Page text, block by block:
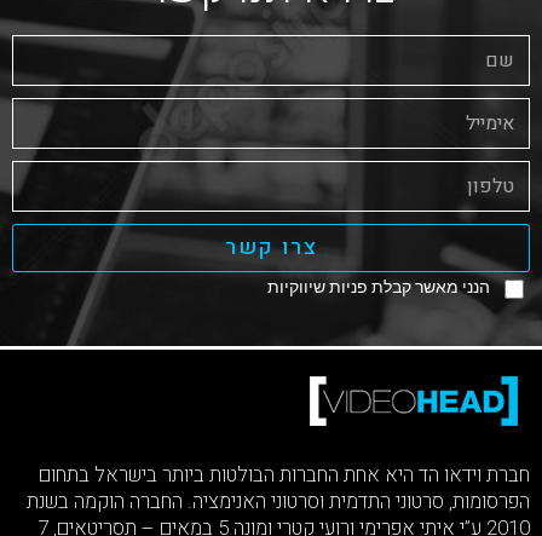
הנני מאשר קבלת פניות שיווקיות
צרו קשר
חברת וידאו הד היא אחת החברות הבולטות ביותר בישראל בתחום
הפרסומות, סרטוני התדמית וסרטוני האנימציה. החברה הוקמה בשנת
2010 ע”י איתי אפרימי ורועי קטרי ומונה 5 במאים – תסריטאים, 7